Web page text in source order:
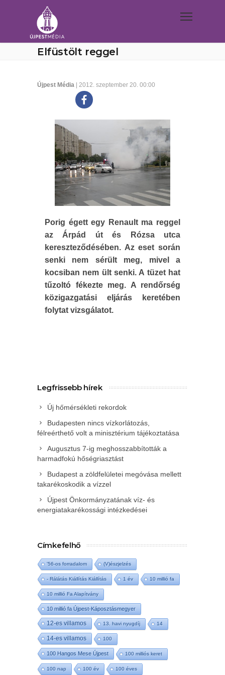
Elfüstölt reggel
Újpest Média | 2012. szeptember 20. 00:00
Porig égett egy Renault ma reggel
az Árpád út és Rózsa utca
kereszteződésében. Az eset során
senki nem sérült meg, mivel a
kocsiban nem ült senki. A tüzet hat
tűzoltó fékezte meg. A rendőrség
közigazgatási eljárás keretében
folytat vizsgálatot.
Legfrissebb hírek
Új hőmérsékleti rekordok
Budapesten nincs vízkorlátozás,
félreérthető volt a minisztérium tájékoztatása
Augusztus 7-ig meghosszabbították a
harmadfokú hőségriasztást
Budapest a zöldfelületei megóvása mellett
takarékoskodik a vízzel
Újpest Önkormányzatának víz- és
energiatakarékossági intézkedései
Címkefelhő
'56-os forradalom (V)észjelzés
- Rálátás Kiállítás Kiállítás 1 év 10 millió fa
10 millió Fa Alapítvány
10 millió fa Újpest-Káposztásmegyer
12-es villamos 13. havi nyugdíj 14
14-es villamos 100
100 Hangos Mese Újpest 100 milliós keret
100 nap 100 év 100 éves